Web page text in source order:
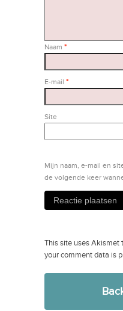
Naam *
E-mail *
Site
Mijn naam, e-mail en
de volgende keer
This site uses Akismet
your comment data is